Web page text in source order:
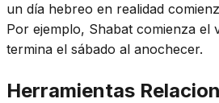
un día hebreo en realidad
Por ejemplo, Shabat comienza el
termina el sábado al anochecer.
Herramientas